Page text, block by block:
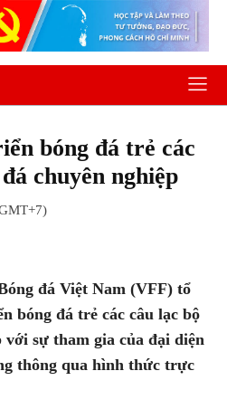
bóng đá trẻ các
chuyên nghiệp
đá Việt Nam (VFF) tổ
bóng đá trẻ các câu lạc bộ
với sự tham gia của đại diện
thông qua hình thức trực